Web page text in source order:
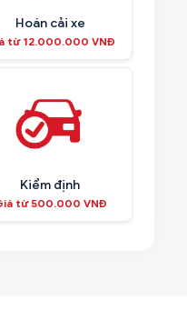
Hoán cải xe
từ 12.000.000 VNĐ
Kiểm định
từ 500.000 VNĐ